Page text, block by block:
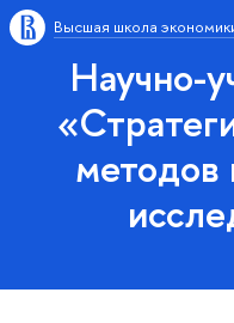
Высшая школа
Научно-
методов